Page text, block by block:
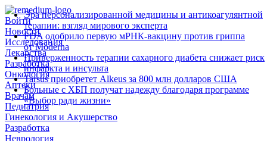
Войти
Новости
Исследования
Лекарства
Разработка
Онкология
Аптеки
Врачам
Педиатрия
Гинекология и Акушерство
Разработка
Неврология
Эра персонализированной медицины и антикоагулянтной
терапии: взгляд мирового эксперта
FDA одобрило первую мРНК‑вакцину против гриппа
от Moderna
Приверженность терапии сахарного диабета снижает риск
инфаркта и инсульта
Tarsus приобретет Alkeus за 800 млн долларов США
Больные с ХБП получат надежду благодаря программе
«Выбор ради жизни»